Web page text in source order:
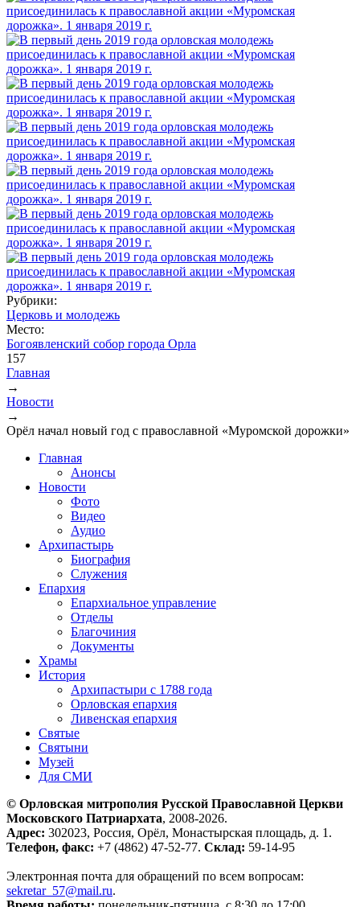
Рубрики:
Церковь и молодежь
Место:
Богоявленский собор города Орла
157
Вы здесь
Главная
→
Новости
→
Орёл начал новый год с православной «Муромской дорожки»
Главная
Анонсы
Новости
Фото
Видео
Аудио
Архипастырь
Биография
Служения
Епархия
Епархиальное управление
Отделы
Благочиния
Документы
Храмы
История
Архипастыри с 1788 года
Орловская епархия
Ливенская епархия
Святые
Святыни
Музей
Для СМИ
© Орловская митрополия Русской Православной Церкви
Московского Патриархата, 2008-2026.
Адрес: 302023, Россия, Орёл, Монастырская площадь, д. 1.
Телефон, факс: +7 (4862) 47-52-77. Склад: 59-14-95
Электронная почта для обращений по всем вопросам:
sekretar_57@mail.ru.